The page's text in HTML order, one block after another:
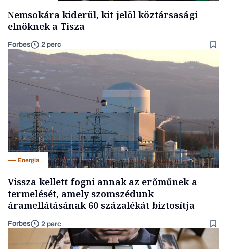
Nemsokára kiderül, kit jelöl köztársasági
elnöknek a Tisza
Forbes 2 perc
Energia
Vissza kellett fogni annak az erőműnek a
termelését, amely szomszédunk
áramellátásának 60 százalékát biztosítja
Forbes 2 perc